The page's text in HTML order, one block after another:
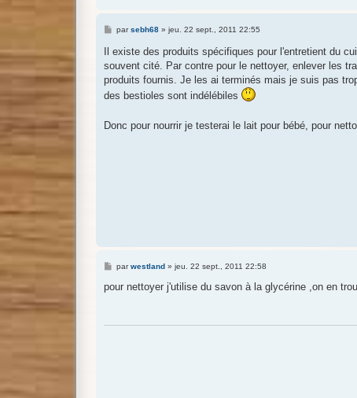
M
s
a
e
parsebh68» jeu. 22 sept., 2011 22:55
Il existe des produits spécifiques pour l'entretient du
souvent cité. Par contre pour le nettoyer, enlever les
produits fournis. Je les ai terminés mais je suis pas
des bestioles sont indélébiles
Donc pour nourrir je testerai le lait pour bébé, pour
M
s
parwestland» jeu. 22 sept., 2011 22:58
pour nettoyer j'utilise du savon à la glycérine ,on en